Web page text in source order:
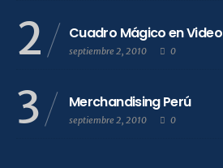
2 Cuadro Mágico en Video
septiembre 2, 2010 0
3 Merchandising Perú
septiembre 2, 2010 0